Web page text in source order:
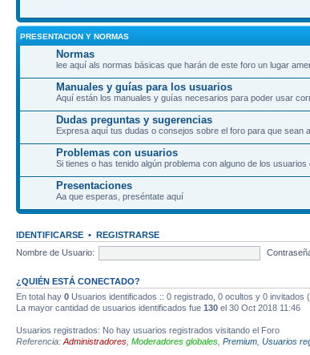
PRESENTACION Y NORMAS
Normas
lee aquí als normas básicas que harán de este foro un lugar
Manuales y guías para los usuarios
Aquí están los manuales y guías necesarios para poder usar
Dudas preguntas y sugerencias
Expresa aquí tus dudas o consejos sobre el foro para que sean
Problemas con usuarios
Si tienes o has tenido algún problema con alguno de los
Presentaciones
Aa que esperas, preséntate aquí
IDENTIFICARSE • REGISTRARSE
Nombre de Usuario:
¿QUIÉN ESTÁ CONECTADO?
En total hay 0 Usuarios identificados :: 0 registrado, 0 ocultos y 0
La mayor cantidad de usuarios identificados fue 130 el 30 Oct 2018 11:46
Usuarios registrados: No hay usuarios registrados visitando el Foro
Referencia: Administradores Moderadores globales Premium Usuarios